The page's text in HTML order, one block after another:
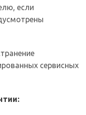
если
сервисных